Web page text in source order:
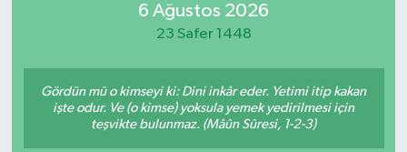
6 Ağustos 2026
23 Safer 1448
Gördün mü o kimseyi ki: Dini inkâr eder. Yetimi itip kakan
işte odur. Ve (o kimse) yoksula yemek yedirilmesi için
teşvikte bulunmaz. (Mâûn Sûresi, 1-2-3)